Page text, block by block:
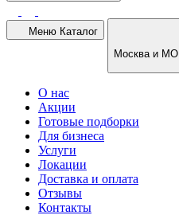
Меню Каталог
Москва и МО
О нас
Акции
Готовые подборки
Для бизнеса
Услуги
Локации
Доставка и оплата
Отзывы
Контакты